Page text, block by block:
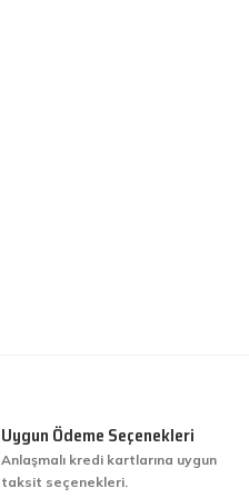
Uygun Ödeme Seçenekleri
Anlaşmalı kredi kartlarına uygun
taksit seçenekleri.